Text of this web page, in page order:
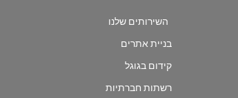
השירותים שלנו
בניית אתרים
קידום בגוגל
רשתות חברתיות